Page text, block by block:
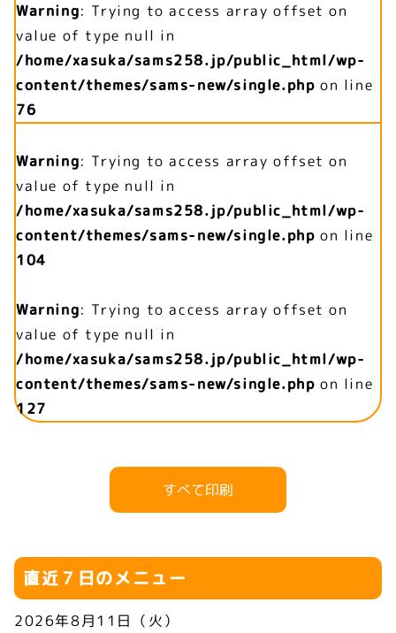
Warning: Trying to access array offset on
value of type null in
/home/xasuka/sams258.jp/public_html/wp-
content/themes/sams-new/single.php on line
76
Warning: Trying to access array offset on
value of type null in
/home/xasuka/sams258.jp/public_html/wp-
content/themes/sams-new/single.php on line
104
Warning: Trying to access array offset on
value of type null in
/home/xasuka/sams258.jp/public_html/wp-
content/themes/sams-new/single.php on line
127
すべて印刷
直近７日のメニュー
2026年8月11日（火）